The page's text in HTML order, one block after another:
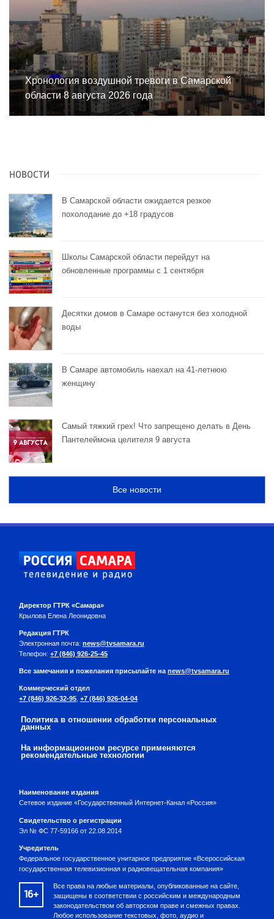
Хронология воздушной тревоги в Самарской
области 8 августа 2026 года
НОВОСТИ
В Самарской области ожидается резкое
похолодание до +18 градусов
Школы Самарской области перейдут на
обновленные программы с 1 сентября
Десятки домов в Самаре останутся без холодной
воды
В Самаре автомобиль наехал на 41-летнюю
женщину
Самый тяжкий грех! Что запрещено делать в День
Пантелеймона целителя 9 августа
Все новости
Директор ГТРК «Самара»
Крылова Елена Леонидовна
Редакция ГТРК
Электронная почта: news@tvsamara.ru
Телефон: +7 (846) 926-25-45
Все замечания и пожелания присылайте на news@tvsamara.ru
Коммерческий отдел
+7 (846) 926-32-95 +7 (846) 926-04-04
Политика в отношении обработки персональных
данных
На информационном ресурсе применяются
рекомендательные технологии
Наименование издания
Сетевое издание «Государственный Интернет-Канал «Россия»
Свидетельство о регистрации
Эл № ФС 77-59166 от 22.08.2014
Учредитель
Федеральное государственное унитарное предприятие «Всероссийская
государственная телевизионная и радиовещательная компания»
16+
Все права на любые материалы, опубликованные на сайте,
защищены в соответствии с российским и международным
законодательством об авторском праве и смежных правах.
Любое использование текстовых, фото, аудио и